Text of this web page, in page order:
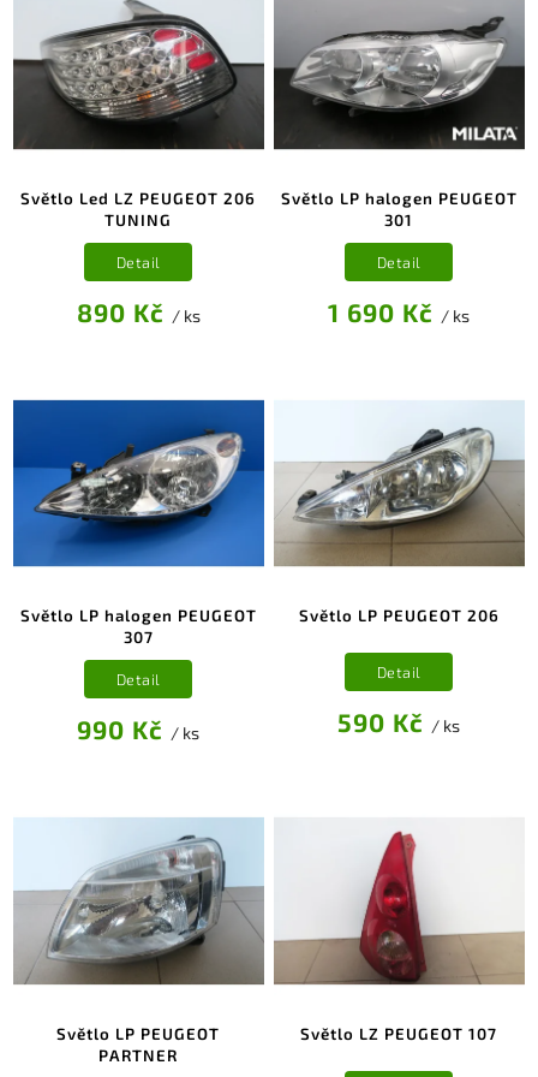
Světlo Led LZ PEUGEOT 206
TUNING
890 Kč / ks
Detail
Světlo LP halogen PEUGEOT
301
1 690 Kč / ks
Detail
Světlo LP halogen PEUGEOT
307
990 Kč / ks
Detail
Světlo LP PEUGEOT 206
590 Kč / ks
Detail
Světlo LP PEUGEOT
PARTNER
Světlo LZ PEUGEOT 107